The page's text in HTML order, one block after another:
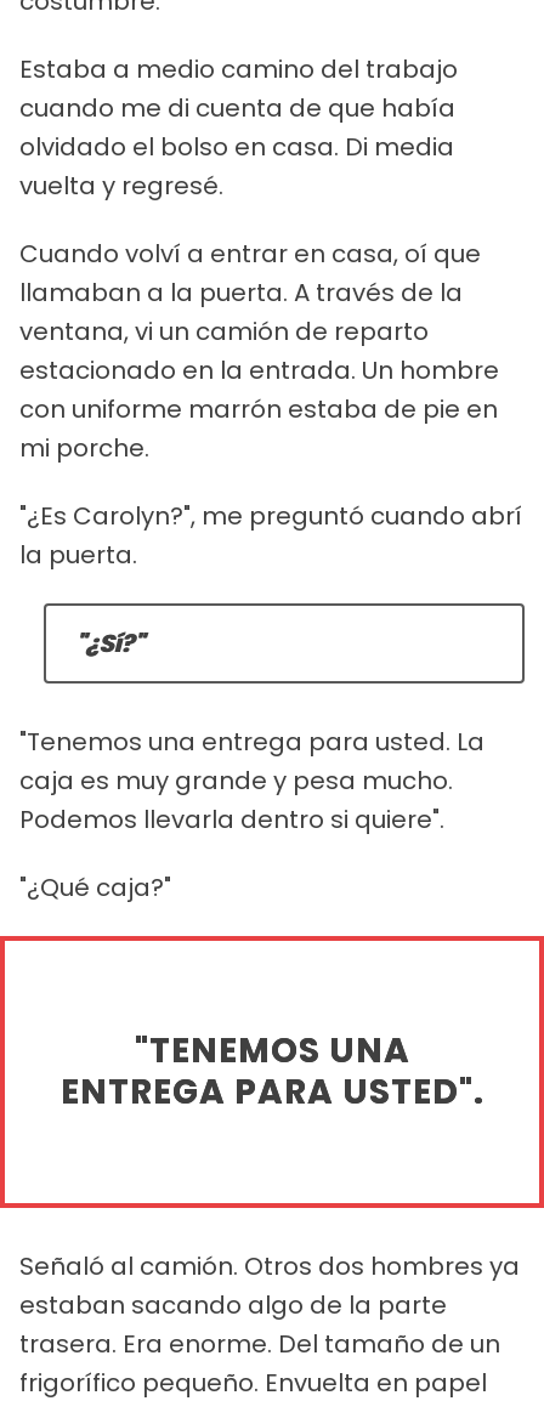
Estaba a medio camino del trabajo
cuando me di cuenta de que había
olvidado el bolso en casa. Di media
vuelta y regresé.
Cuando volví a entrar en casa, oí que
llamaban a la puerta. A través de la
ventana, vi un camión de reparto
estacionado en la entrada. Un hombre
con uniforme marrón estaba de pie en
mi porche.
"¿Es Carolyn?", me preguntó cuando abrí
la puerta.
"¿Sí?"
"Tenemos una entrega para usted. La
caja es muy grande y pesa mucho.
Podemos llevarla dentro si quiere".
"¿Qué caja?"
"TENEMOS UNA
ENTREGA PARA USTED".
Señaló al camión. Otros dos hombres ya
estaban sacando algo de la parte
trasera. Era enorme. Del tamaño de un
frigorífico pequeño. Envuelta en papel